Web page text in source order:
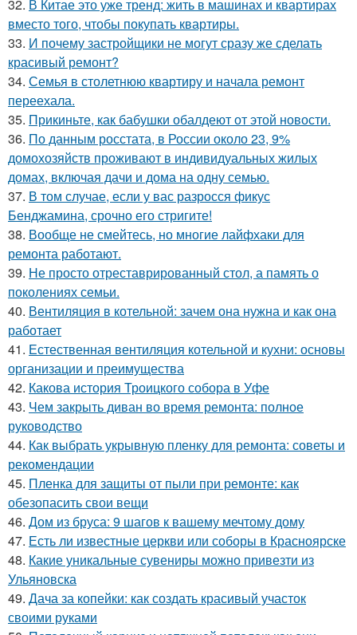
32. В Китае это уже тренд: жить в машинах и квартирах
вместо того, чтобы покупать квартиры.
33. И почему застройщики не могут сразу же сделать
красивый ремонт?
34. Семья в столетнюю квартиру и начала ремонт
переехала.
35. Прикиньте, как бабушки обалдеют от этой новости.
36. По данным росстата, в России около 23, 9%
домохозяйств проживают в индивидуальных жилых
домах, включая дачи и дома на одну семью.
37. В том случае, если у вас разросся фикус
Бенджамина, срочно его стригите!
38. Вообще не смейтесь, но многие лайфхаки для
ремонта работают.
39. Не просто отреставрированный стол, а память о
поколениях семьи.
40. Вентиляция в котельной: зачем она нужна и как она
работает
41. Естественная вентиляция котельной и кухни: основы
организации и преимущества
42. Какова история Троицкого собора в Уфе
43. Чем закрыть диван во время ремонта: полное
руководство
44. Как выбрать укрывную пленку для ремонта: советы и
рекомендации
45. Пленка для защиты от пыли при ремонте: как
обезопасить свои вещи
46. Дом из бруса: 9 шагов к вашему мечтому дому
47. Есть ли известные церкви или соборы в Красноярске
48. Какие уникальные сувениры можно привезти из
Ульяновска
49. Дача за копейки: как создать красивый участок
своими руками